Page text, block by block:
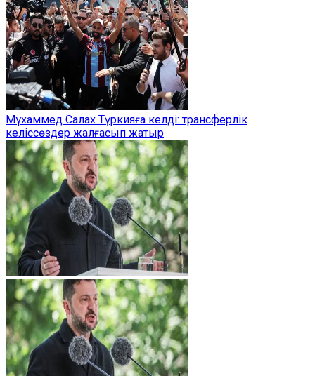
Мұхаммед Салах Түркияға келді: трансферлік
келіссөздер жалғасып жатыр